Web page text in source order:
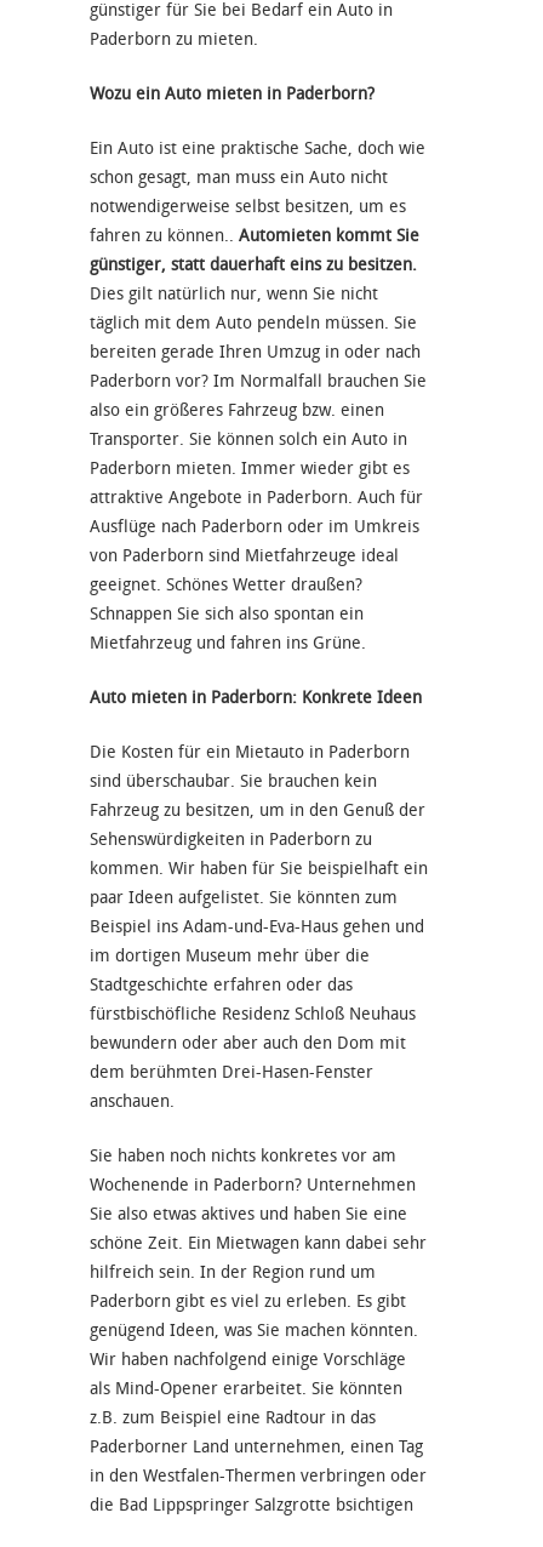
günstiger für Sie bei Bedarf ein Auto in
Paderborn zu mieten.
Wozu ein Auto mieten in Paderborn?
Ein Auto ist eine praktische Sache, doch wie
schon gesagt, man muss ein Auto nicht
notwendigerweise selbst besitzen, um es
fahren zu können.. Automieten kommt Sie
günstiger, statt dauerhaft eins zu besitzen.
Dies gilt natürlich nur, wenn Sie nicht
täglich mit dem Auto pendeln müssen. Sie
bereiten gerade Ihren Umzug in oder nach
Paderborn vor? Im Normalfall brauchen Sie
also ein größeres Fahrzeug bzw. einen
Transporter. Sie können solch ein Auto in
Paderborn mieten. Immer wieder gibt es
attraktive Angebote in Paderborn. Auch für
Ausflüge nach Paderborn oder im Umkreis
von Paderborn sind Mietfahrzeuge ideal
geeignet. Schönes Wetter draußen?
Schnappen Sie sich also spontan ein
Mietfahrzeug und fahren ins Grüne.
Auto mieten in Paderborn: Konkrete Ideen
Die Kosten für ein Mietauto in Paderborn
sind überschaubar. Sie brauchen kein
Fahrzeug zu besitzen, um in den Genuß der
Sehenswürdigkeiten in Paderborn zu
kommen. Wir haben für Sie beispielhaft ein
paar Ideen aufgelistet. Sie könnten zum
Beispiel ins Adam-und-Eva-Haus gehen und
im dortigen Museum mehr über die
Stadtgeschichte erfahren oder das
fürstbischöfliche Residenz Schloß Neuhaus
bewundern oder aber auch den Dom mit
dem berühmten Drei-Hasen-Fenster
anschauen.
Sie haben noch nichts konkretes vor am
Wochenende in Paderborn? Unternehmen
Sie also etwas aktives und haben Sie eine
schöne Zeit. Ein Mietwagen kann dabei sehr
hilfreich sein. In der Region rund um
Paderborn gibt es viel zu erleben. Es gibt
genügend Ideen, was Sie machen könnten.
Wir haben nachfolgend einige Vorschläge
als Mind-Opener erarbeitet. Sie könnten
z.B. zum Beispiel eine Radtour in das
Paderborner Land unternehmen, einen Tag
in den Westfalen-Thermen verbringen oder
die Bad Lippspringer Salzgrotte bsichtigen